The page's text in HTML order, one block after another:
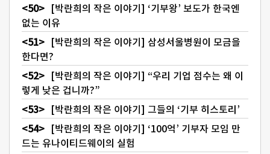
[박란희의 작은 이야기] ‘기부왕’ 보도가 한국엔
없는 이유
[박란희의 작은 이야기] 삼성서울병원이 모금을
한다면?
[박란희의 작은 이야기] “우리 기업 점수는 왜 이
렇게 낮은 겁니까?”
[박란희의 작은 이야기] 그들의 ‘기부 히스토리’
[박란희의 작은 이야기] ‘100억’ 기부자 모임 만
드는 유나이티드웨이의 실험